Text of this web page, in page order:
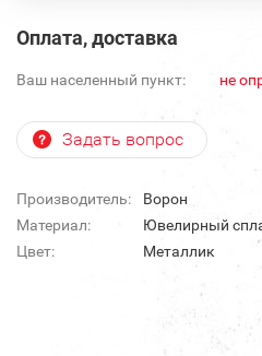
Оплата, доставка
Ваш населенный пункт: не
Задать вопрос
Производитель:
Ворон
Материал:
Ювелирный
Цвет:
Металлик